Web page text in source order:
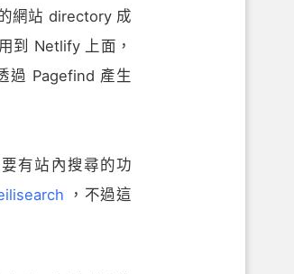
網站 directory 成
到 Netlify 上面，
過 Pagefind 產生
有站內搜尋的功
，不過這